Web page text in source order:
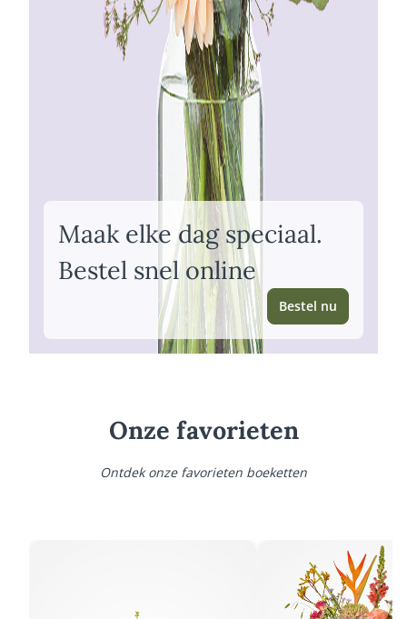
Maak elke dag speciaal.
Bestel snel online
Bestel nu
Onze favorieten
Ontdek onze favorieten boeketten